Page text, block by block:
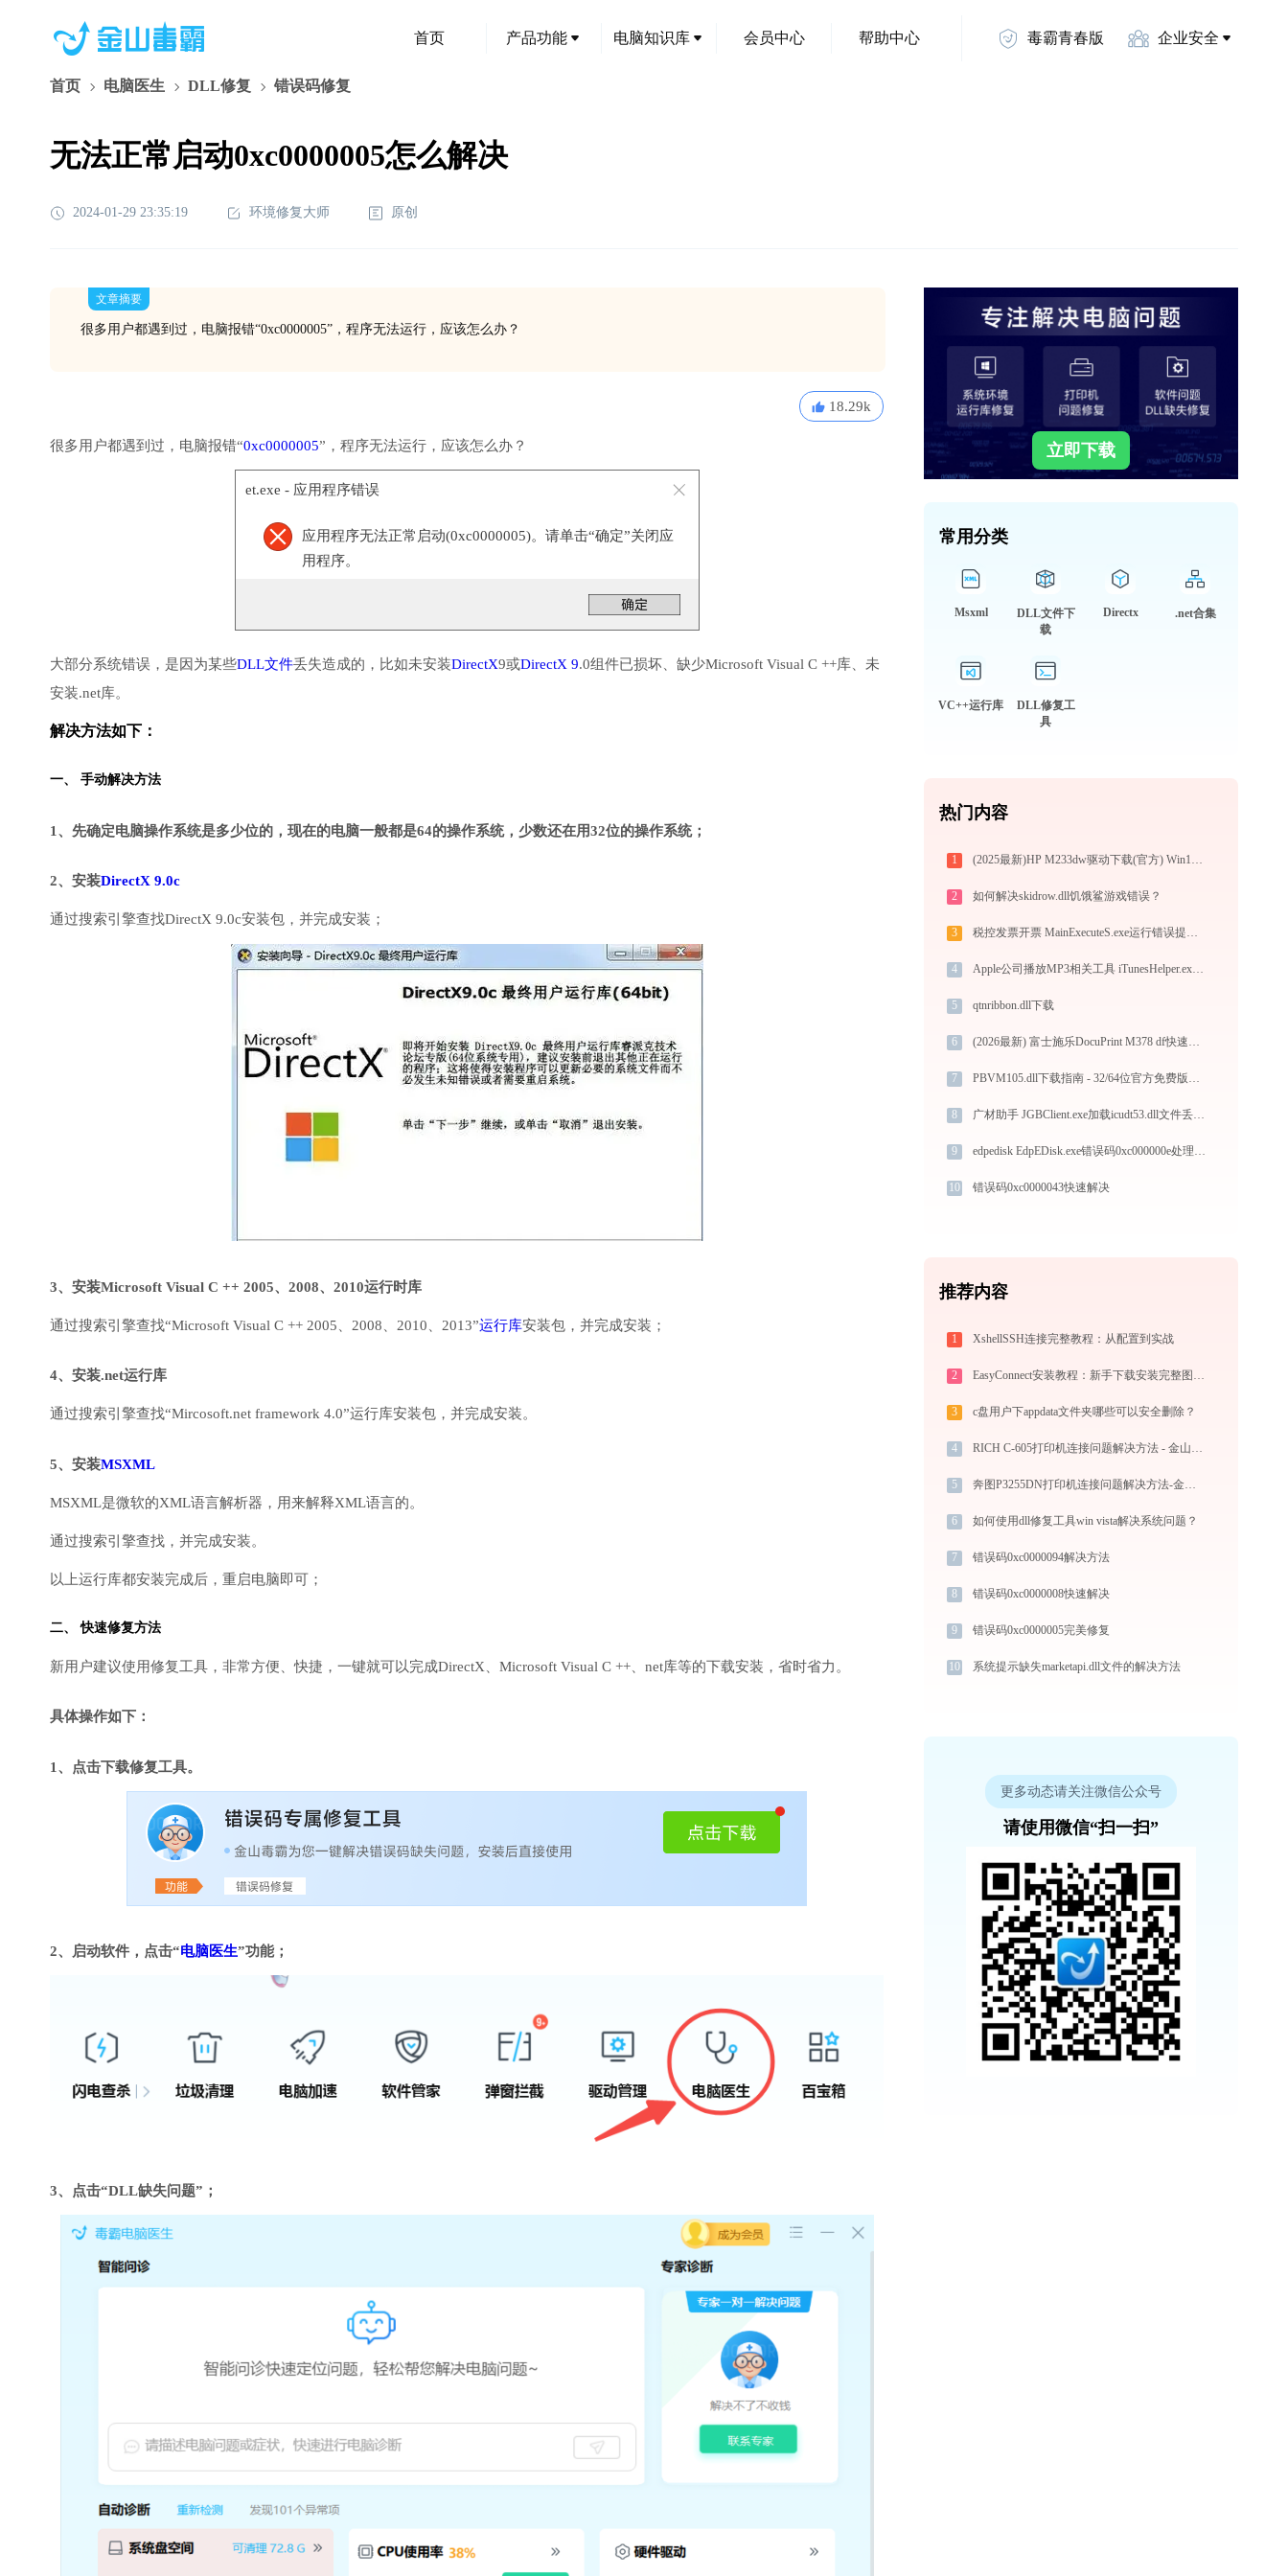
首页 产品功能 电脑知识库 会员中心 帮助中心 毒霸青春版 企业安全
首页 电脑医生 DLL修复 错误码修复
无法正常启动0xc0000005怎么解决
2024-01-29 23:35:19 环境修复大师 原创
文章摘要
很多用户都遇到过，电脑报错“0xc0000005”，程序无法运行，应该怎么办？
18.29k
很多用户都遇到过，电脑报错“0xc0000005”，程序无法运行，应该怎么办？
et.exe - 应用程序错误
应用程序无法正常启动(0xc0000005)。请单击“确定”关闭应
用程序。
大部分系统错误，是因为某些DLL文件丢失造成的，比如未安装DirectX9或DirectX 9.0组件已损坏、缺少Microsoft Visual C ++库、未
安装.net库。
解决方法如下：
一、 手动解决方法
1、先确定电脑操作系统是多少位的，现在的电脑一般都是64的操作系统，少数还在用32位的操作系统；
2、安装DirectX 9.0c
通过搜索引擎查找DirectX 9.0c安装包，并完成安装；
3、安装Microsoft Visual C ++ 2005、2008、2010运行时库
通过搜索引擎查找“Microsoft Visual C ++ 2005、2008、2010、2013”运行库安装包，并完成安装；
4、安装.net运行库
通过搜索引擎查找“Mircosoft.net framework 4.0”运行库安装包，并完成安装。
5、安装MSXML
MSXML是微软的XML语言解析器，用来解释XML语言的。
通过搜索引擎查找，并完成安装。
以上运行库都安装完成后，重启电脑即可；
二、 快速修复方法
新用户建议使用修复工具，非常方便、快捷，一键就可以完成DirectX、Microsoft Visual C ++、net库等的下载安装，省时省力。
具体操作如下：
1、点击下载修复工具。
2、启动软件，点击“电脑医生”功能；
3、点击“DLL缺失问题”；
立即下载
常用分类
Msxml
DLL文件下
载
Directx .net合集
VC++运行库
DLL修复工
具
热门内容
1 (2025最新)HP M233dw驱动下载(官方) Win10/Win11支持
2 如何解决skidrow.dll饥饿鲨游戏错误？
3 税控发票开票 MainExecuteS.exe运行错误提示0xc000000d的解决办法
4 Apple公司播放MP3相关工具 iTunesHelper.exe提示缺少msvcp140.dll文件的解决办法
5 qtnribbon.dll下载
6 (2026最新) 富士施乐DocuPrint M378 df快速连接指南-金山毒霸
7 PBVM105.dll下载指南 - 32/64位官方免费版，解决DLL缺失问题
8 广材助手 JGBClient.exe加载icudt53.dll文件丢失处理办法
9 edpedisk EdpEDisk.exe错误码0xc000000e处理办法
10 错误码0xc0000043快速解决
推荐内容
1 XshellSSH连接完整教程：从配置到实战
2 EasyConnect安装教程：新手下载安装完整图文步骤
3 c盘用户下appdata文件夹哪些可以安全删除？
4 RICH C-605打印机连接问题解决方法 - 金山毒霸
5 奔图P3255DN打印机连接问题解决方法-金山毒霸
6 如何使用dll修复工具win vista解决系统问题？
7 错误码0xc0000094解决方法
8 错误码0xc0000008快速解决
9 错误码0xc0000005完美修复
10 系统提示缺失marketapi.dll文件的解决方法
更多动态请关注微信公众号
请使用微信“扫一扫”